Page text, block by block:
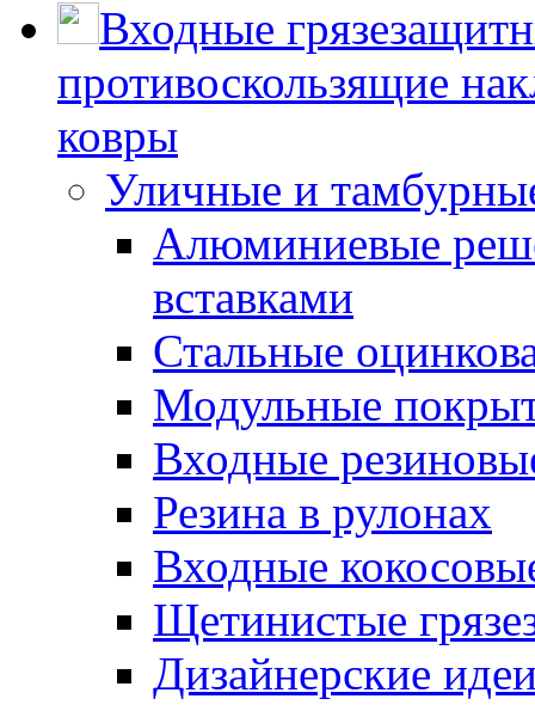
Входные
противоскользящие
ковры
Уличные и
Алюминиевые
вставками
Стальные
Модульные
Входные
Резина в рулонах
Входные
Щетинистые
Дизайнерские